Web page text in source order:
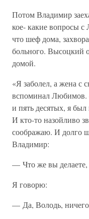
Потом Владимир
кое- какие вопросы
что шеф дома,
больного. Высоцкий
домой.
«Я заболел, а жена
вспоминал Любимов.
и пять десятых, я был
И кто-то назойливо
соображаю. И долго
Владимир:
— Что же вы делаете,
Я говорю:
— Да, Володь,